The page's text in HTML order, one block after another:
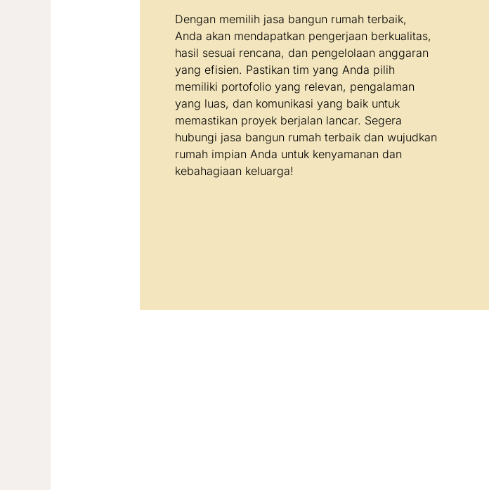
Dengan memilih jasa bangun rumah terbaik,
Anda akan mendapatkan pengerjaan berkualitas,
hasil sesuai rencana, dan pengelolaan anggaran
yang efisien. Pastikan tim yang Anda pilih
memiliki portofolio yang relevan, pengalaman
yang luas, dan komunikasi yang baik untuk
memastikan proyek berjalan lancar. Segera
hubungi jasa bangun rumah terbaik dan wujudkan
rumah impian Anda untuk kenyamanan dan
kebahagiaan keluarga!